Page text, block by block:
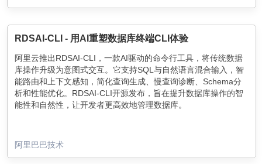
RDSAI-CLI - 用AI重塑数据库终端CLI体验
阿里云推出RDSAI-CLI，一款AI驱动的命令行工具，将传统数据
库操作升级为意图式交互。它支持SQL与自然语言混合输入，智
能路由和上下文感知，简化查询生成、慢查询诊断、Schema分
析和性能优化。RDSAI-CLI开源发布，旨在提升数据库操作的智
能性和自然性，让开发者更高效地管理数据库。
阿里巴巴技术